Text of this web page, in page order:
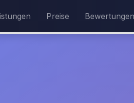
Preise Bewertungen